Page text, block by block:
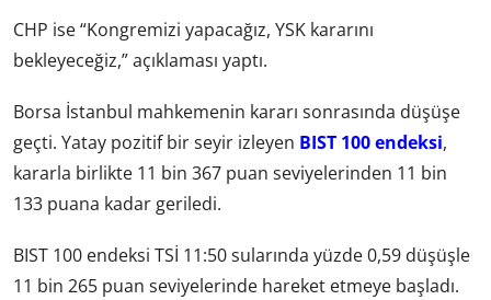
CHP ise “Kongremizi yapacağız, YSK kararını
bekleyeceğiz,” açıklaması yaptı.
Borsa İstanbul mahkemenin kararı sonrasında düşüşe
geçti. Yatay pozitif bir seyir izleyen BIST 100 endeksi,
kararla birlikte 11 bin 367 puan seviyelerinden 11 bin
133 puana kadar geriledi.
BIST 100 endeksi TSİ 11:50 sularında yüzde 0,59 düşüşle
11 bin 265 puan seviyelerinde hareket etmeye başladı.